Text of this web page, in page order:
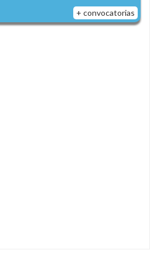
+ convocatorias